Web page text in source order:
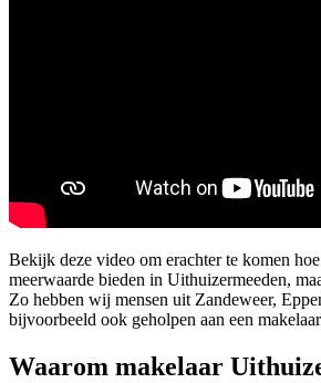
Bekijk deze video om erachter te komen
meerwaarde bieden in Uithuizermeeden,
Zo hebben wij mensen uit Zandeweer,
bijvoorbeeld ook geholpen aan een
Waarom makelaar